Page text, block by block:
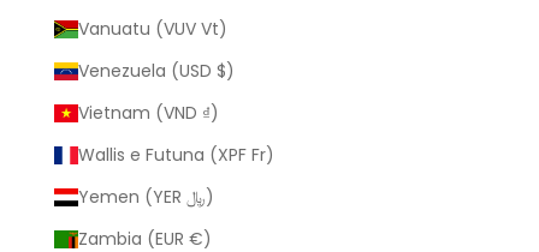
Vanuatu (VUV Vt)
Venezuela (USD $)
Vietnam (VND ₫)
Wallis e Futuna (XPF Fr)
Yemen (YER ﷼)
Zambia (EUR €)